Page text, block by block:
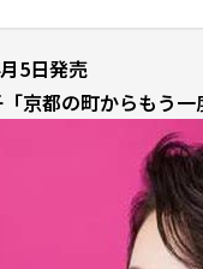
5日発売
京都の町からもう一